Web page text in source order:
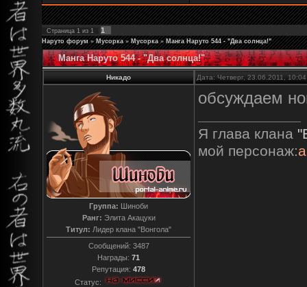
Страница 1 из 1 1
Наруто форум » Мусорка » Мусорка » Манга Наруто 544 - "Два солнца!"
Манга Наруто 544 - "Два солнца!"
Никадо Дата: Четверг, 23.06.2011,
Группа: Шиноби
Ранг: Элита Акацуки
Титул: Лидер клана "Вонгола"
Сообщений: 3487
Награды: 71
Репутация: 478
Статус:
обсуждаем
Я глава клана
мой персонаж: